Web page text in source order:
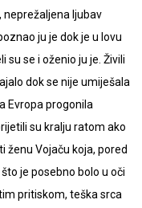
neprežaljena ljubav
ju je dok je u lovu
su se i oženio ju je. Živili
dok se nije umiješala
Evropa progonila
su kralju ratom ako
ženu Vojaču koja, pored
je posebno bolo u oči
pritiskom, teška srca